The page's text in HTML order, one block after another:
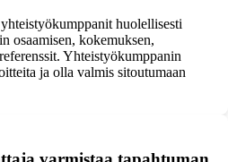
huolellisesti
osaamisen, kokemuksen,
Yhteistyökumppanin
ja olla valmis sitoutumaan